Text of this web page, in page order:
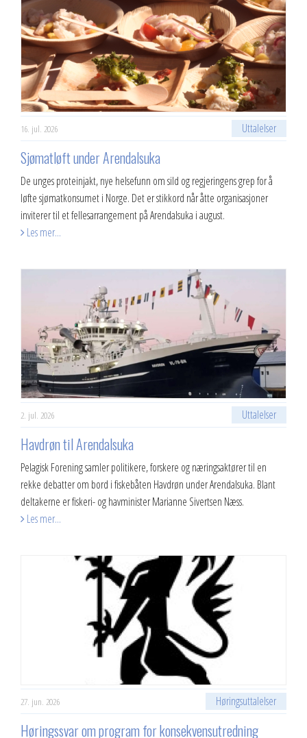
16. jul. 2026 Uttalelser
​Sjømatløft under Arendalsuka
De unges proteinjakt, nye helsefunn om sild og regjeringens grep for å
løfte sjømatkonsumet i Norge. Det er stikkord når åtte organisasjoner
inviterer til et fellesarrangement på Arendalsuka i august.
Les mer...
2. jul. 2026 Uttalelser
Havdrøn til Arendalsuka
​Pelagisk Forening samler politikere, forskere og næringsaktører til en
rekke debatter om bord i fiskebåten Havdrøn under Arendalsuka. Blant
deltakerne er fiskeri- og havminister Marianne Sivertsen Næss.
Les mer...
27. jun. 2026 Høringsuttalelser
Høringssvar om program for konsekvensutredning